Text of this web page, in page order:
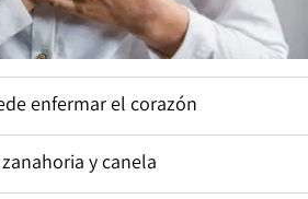
enfermar el corazón
y canela